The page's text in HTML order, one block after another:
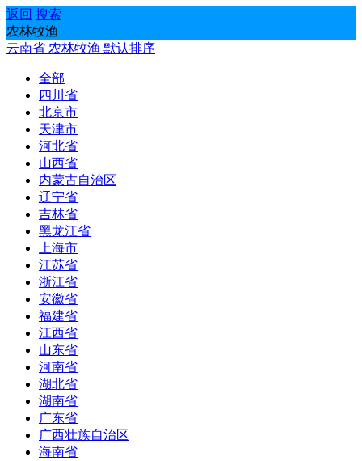
返回 搜索
农林牧渔
云南省 农林牧渔 默认排序
全部
四川省
北京市
天津市
河北省
山西省
内蒙古自治区
辽宁省
吉林省
黑龙江省
上海市
江苏省
浙江省
安徽省
福建省
江西省
山东省
河南省
湖北省
湖南省
广东省
广西壮族自治区
海南省